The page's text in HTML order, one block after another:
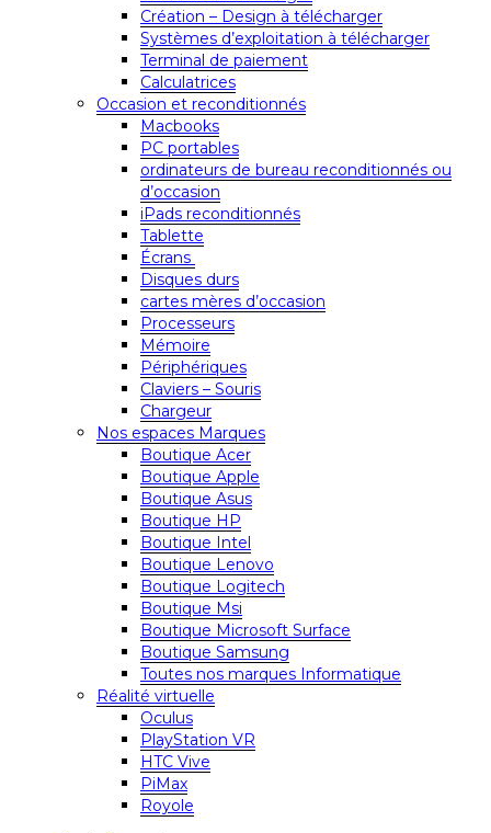
Création – Design à télécharger
Systèmes d’exploitation à télécharger
Terminal de paiement
Calculatrices
Occasion et reconditionnés
Macbooks
PC portables
ordinateurs de bureau reconditionnés ou
d’occasion
iPads reconditionnés
Tablette
Écrans
Disques durs
cartes mères d’occasion
Processeurs
Mémoire
Périphériques
Claviers – Souris
Chargeur
Nos espaces Marques
Boutique Acer
Boutique Apple
Boutique Asus
Boutique HP
Boutique Intel
Boutique Lenovo
Boutique Logitech
Boutique Msi
Boutique Microsoft Surface
Boutique Samsung
Toutes nos marques Informatique
Réalité virtuelle
Oculus
PlayStation VR
HTC Vive
PiMax
Royole